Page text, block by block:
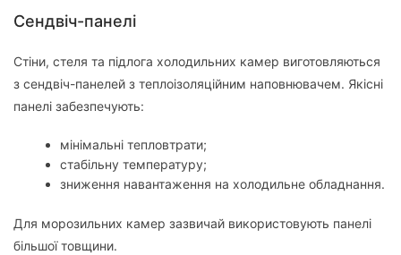
Сендвіч-панелі
Стіни, стеля та підлога холодильних камер виготовляються
з сендвіч-панелей з теплоізоляційним наповнювачем. Якісні
панелі забезпечують:
мінімальні тепловтрати;
стабільну температуру;
зниження навантаження на холодильне обладнання.
Для морозильних камер зазвичай використовують панелі
більшої товщини.